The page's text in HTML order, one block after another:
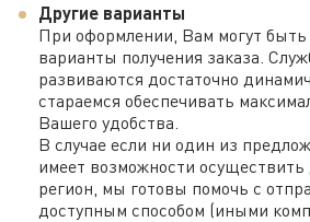
Другие варианты
При оформлении, Вам могут
варианты получения заказа.
развиваются достаточно
стараемся обеспечивать
Вашего удобства.
В случае если ни один из
имеет возможности
регион, мы готовы помочь с
доступным способом (иными